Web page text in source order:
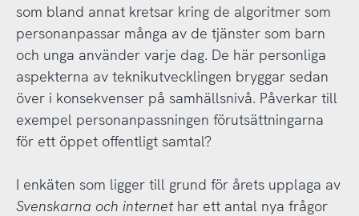
som bland annat kretsar kring de algoritmer som
personanpassar många av de tjänster som barn
och unga använder varje dag. De här personliga
aspekterna av teknikutvecklingen bryggar sedan
över i konsekvenser på samhällsnivå. Påverkar till
exempel personanpassningen förutsättningarna
för ett öppet offentligt samtal?
I enkäten som ligger till grund för årets upplaga av
Svenskarna och internethar ett antal nya frågor